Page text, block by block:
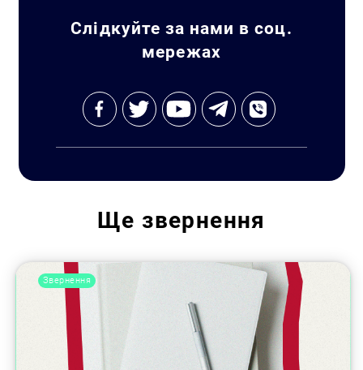
Слідкуйте за нами в соц.
мережах
Ще звернення
Звернення